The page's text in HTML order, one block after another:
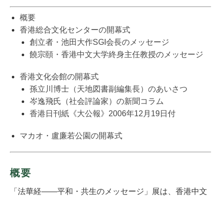
概要
香港総合文化センターの開幕式
創立者・池田大作SGI会長のメッセージ
饒宗頤・香港中文大学終身主任教授のメッセージ
香港文化会館の開幕式
孫立川博士（天地図書副編集長）のあいさつ
岑逸飛氏（社会評論家）の新聞コラム
香港日刊紙《大公報》2006年12月19日付
マカオ・盧廉若公園の開幕式
概要
「法華経――平和・共生のメッセージ」展は、香港中文